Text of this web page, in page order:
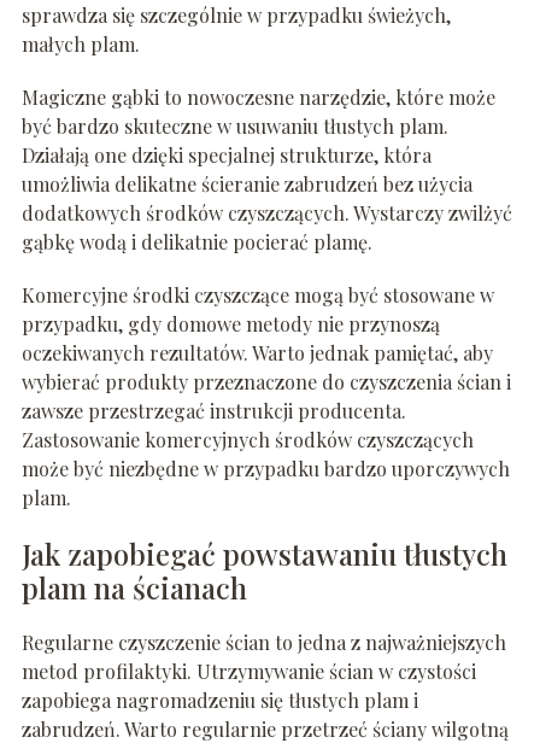
sprawdza się szczególnie w przypadku świeżych,
małych plam.
Magiczne gąbki to nowoczesne narzędzie, które może
być bardzo skuteczne w usuwaniu tłustych plam.
Działają one dzięki specjalnej strukturze, która
umożliwia delikatne ścieranie zabrudzeń bez użycia
dodatkowych środków czyszczących. Wystarczy zwilżyć
gąbkę wodą i delikatnie pocierać plamę.
Komercyjne środki czyszczące mogą być stosowane w
przypadku, gdy domowe metody nie przynoszą
oczekiwanych rezultatów. Warto jednak pamiętać, aby
wybierać produkty przeznaczone do czyszczenia ścian i
zawsze przestrzegać instrukcji producenta.
Zastosowanie komercyjnych środków czyszczących
może być niezbędne w przypadku bardzo uporczywych
plam.
Jak zapobiegać powstawaniu tłustych
plam na ścianach
Regularne czyszczenie ścian to jedna z najważniejszych
metod profilaktyki. Utrzymywanie ścian w czystości
zapobiega nagromadzeniu się tłustych plam i
zabrudzeń. Warto regularnie przetrzeć ściany wilgotną